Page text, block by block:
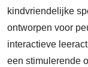
kindvriendelijke
ontworpen voor
interactieve
een stimulerende